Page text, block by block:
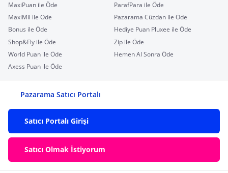
MaxiPuan ile Öde
ParafPara ile Öde
MaxiMil ile Öde
Pazarama Cüzdan ile Öde
Bonus ile Öde
Hediye Puan Pluxee ile Öde
Shop&Fly ile Öde
Zip ile Öde
World Puan ile Öde
Hemen Al Sonra Öde
Axess Puan ile Öde
Pazarama Satıcı Portalı
Satıcı Portalı Girişi
Satıcı Olmak İstiyorum